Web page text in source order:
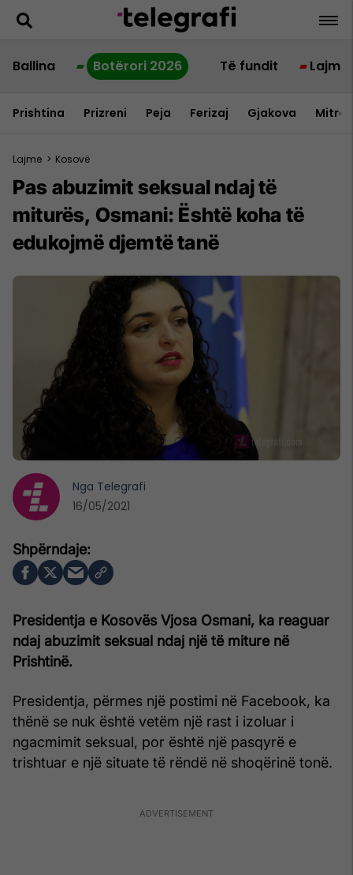
Ballina Botërori 2026 Të fundit Lajme
Prishtina Prizreni Peja Ferizaj Gjakova
Lajme > Kosovë
Pas abuzimit seksual ndaj të
miturës, Osmani: Është koha të
edukojmë djemtë tanë
Presidentja e Kosovës Vjosa Osmani, ka reaguar
ndaj abuzimit seksual ndaj një të miture në
Prishtinë.
Presidentja, përmes një postimi në Facebook, ka
thënë se nuk është vetëm një rast i izoluar i
ngacmimit seksual, por është një pasqyrë e
trishtuar e një situate të rëndë në shoqërinë tonë.
Nga Telegrafi
16/05/2021